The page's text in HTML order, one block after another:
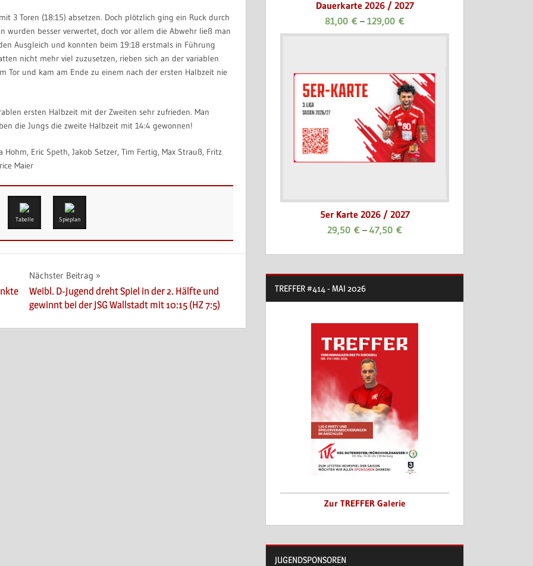
3 Toren (18:15) absetzen. Doch plötzlich ging ein Ruck durch
wurden besser verwertet, doch vor allem die Abwehr ließ man
Ausgleich und konnten beim 19:18 erstmals in Führung
nicht mehr viel zuzusetzen, rieben sich an der variablen
Tor und kam am Ende zu einem nach der ersten Halbzeit nie
ersten Halbzeit mit der Zweiten sehr zufrieden. Man
die Jungs die zweite Halbzeit mit 14:4 gewonnen!
Eric Speth, Jakob Setzer, Tim Fertig, Max Strauß, Fritz
Maier
Tabelle Spieplan
Nächster Beitrag
Weibl. D-Jugend dreht Spiel in der 2. Hälfte und
gewinnt bei der JSG Wallstadt mit 10:15 (HZ 7:5)
Dauerkarte 2026 / 2027
81,00€ –129,00€
5er Karte 2026 / 2027
29,50€ –47,50€
TREFFER #414 - MAI 2026
Zur TREFFER Galerie
JUGENDSPONSOREN